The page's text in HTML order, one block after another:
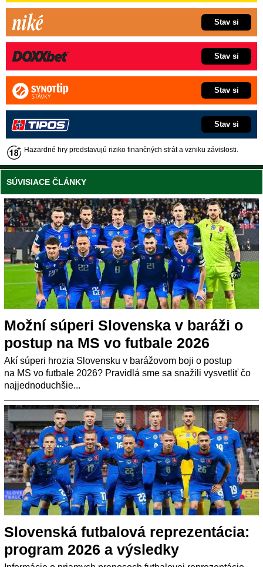
Stav si
Stav si
Stav si
Stav si
Hazardné hry predstavujú riziko finančných strát a vzniku závislosti.
SÚVISIACE ČLÁNKY
Možní súperi Slovenska v baráži o
postup na MS vo futbale 2026
Akí súperi hrozia Slovensku v barážovom boji o postup
na MS vo futbale 2026? Pravidlá sme sa snažili vysvetliť čo
najjednoduchšie...
Slovenská futbalová reprezentácia:
program 2026 a výsledky